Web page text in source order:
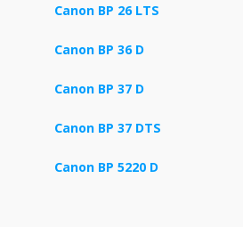
Canon BP 26 LTS
Canon BP 36 D
Canon BP 37 D
Canon BP 37 DTS
Canon BP 5220 D